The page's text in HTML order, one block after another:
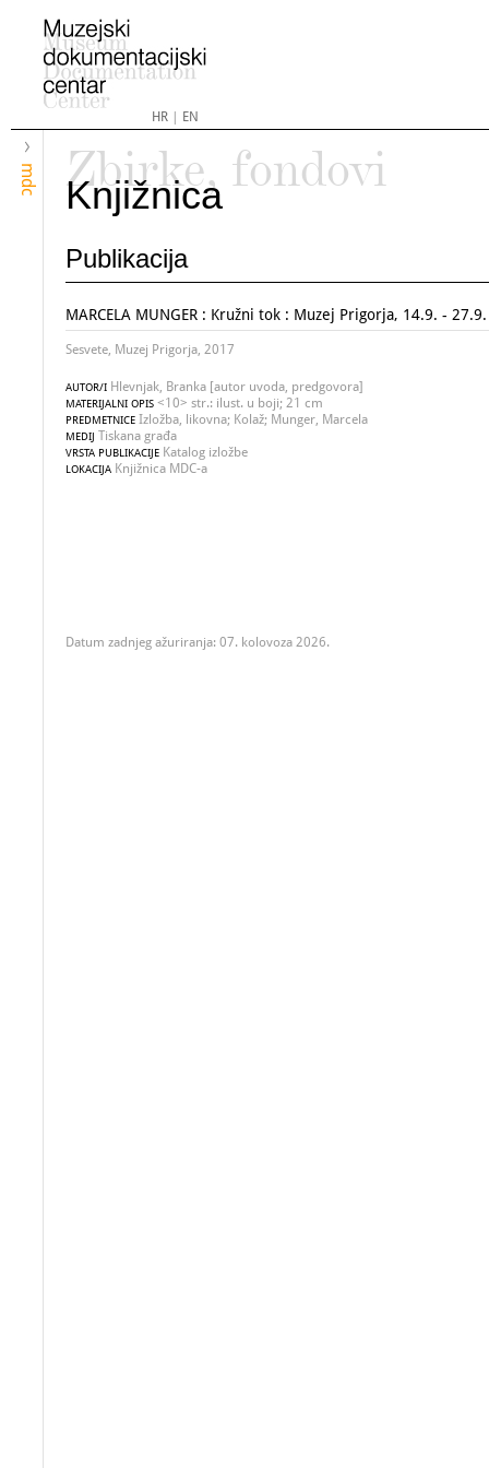
HR| EN
mdc
Zbirke, fondovi
Knjižnica
Publikacija
MARCELA MUNGER : Kružni tok : Muzej Prigorja, 14.9. -
Sesvete, Muzej Prigorja, 2017
AUTOR/I Hlevnjak, Branka [autor uvoda, predgovora]
MATERIJALNI OPIS <10> str.: ilust. u boji; 21 cm
PREDMETNICE Izložba, likovna; Kolaž; Munger, Marcela
MEDIJ Tiskana građa
VRSTA PUBLIKACIJE Katalog izložbe
LOKACIJA Knjižnica MDC-a
Datum zadnjeg ažuriranja: 07. kolovoza 2026.